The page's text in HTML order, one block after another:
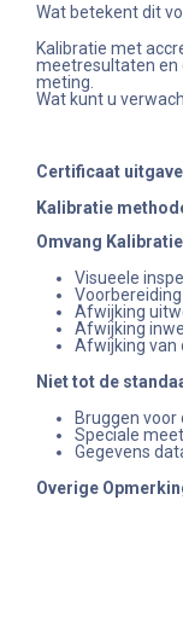
Wat betekent dit
Kalibratie met
meetresultaten en
meting.
Wat kunt u
Certificaat
Kalibratie
Omvang
Visueele
Afwijking
Afwijking
Afwijking van
Niet tot de
Bruggen
Speciale
Gegevens
Overige